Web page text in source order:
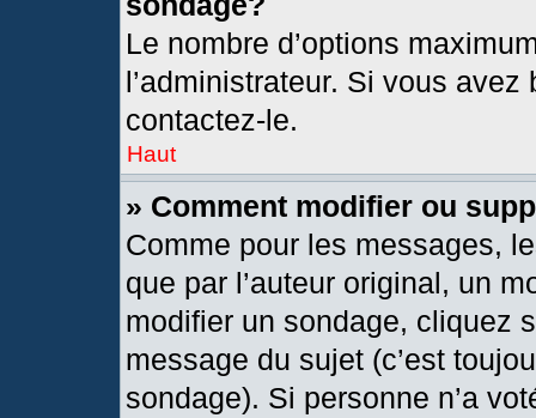
Le nombre d’options
l’administrateur. Si vous
contactez-le.
Haut
» Comment modifier ou
Comme pour les messages,
que par l’auteur original, un
modifier un sondage, cliquez
message du sujet (c’est
sondage). Si personne n’a